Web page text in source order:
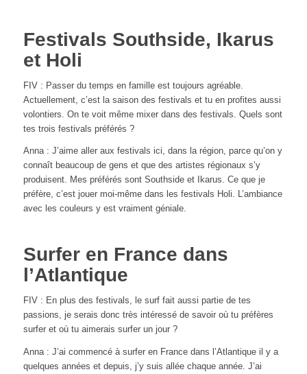
Festivals Southside, Ikarus
et Holi
FIV : Passer du temps en famille est toujours agréable.
Actuellement, c’est la saison des festivals et tu en profites aussi
volontiers. On te voit même mixer dans des festivals. Quels sont
tes trois festivals préférés ?
Anna : J’aime aller aux festivals ici, dans la région, parce qu’on y
connaît beaucoup de gens et que des artistes régionaux s’y
produisent. Mes préférés sont Southside et Ikarus. Ce que je
préfère, c’est jouer moi-même dans les festivals Holi. L’ambiance
avec les couleurs y est vraiment géniale.
Surfer en France dans
l’Atlantique
FIV : En plus des festivals, le surf fait aussi partie de tes
passions, je serais donc très intéressé de savoir où tu préfères
surfer et où tu aimerais surfer un jour ?
Anna : J’ai commencé à surfer en France dans l’Atlantique il y a
quelques années et depuis, j’y suis allée chaque année. J’ai